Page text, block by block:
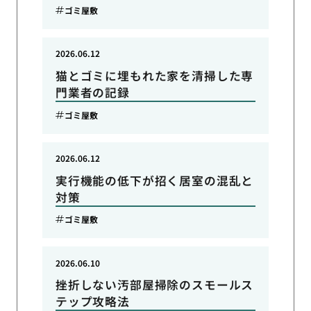
ゴミ屋敷
猫とゴミに埋もれた家を清掃した専
門業者の記録
2026.06.12
ゴミ屋敷
実行機能の低下が招く居室の混乱と
対策
2026.06.12
ゴミ屋敷
挫折しない汚部屋掃除のスモールス
テップ攻略法
2026.06.10